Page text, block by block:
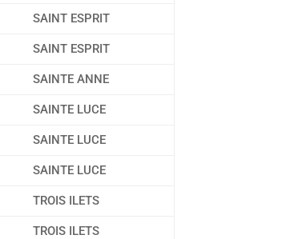
SAINT ESPRIT
SAINT ESPRIT
SAINTE ANNE
SAINTE LUCE
SAINTE LUCE
SAINTE LUCE
TROIS ILETS
TROIS ILETS